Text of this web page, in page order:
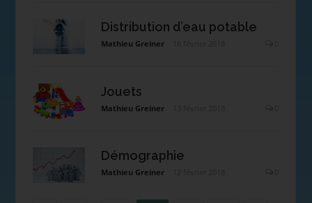
Distribution d’eau potable
Mathieu Greiner
Jouets
Mathieu Greiner
Démographie
Mathieu Greiner